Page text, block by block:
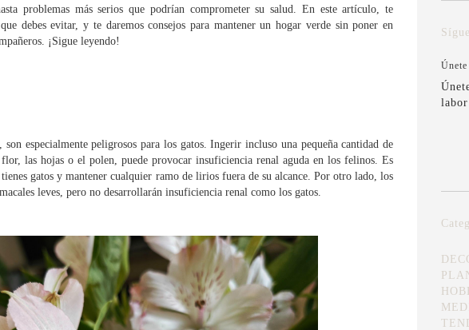
problemas más serios que podrían comprometer su salud. En este artículo, te
debes evitar, y te daremos consejos para mantener un hogar verde sin poner en
¡Sigue leyendo!
son especialmente peligrosos para los gatos. Ingerir incluso una pequeña cantidad de
las hojas o el polen, puede provocar insuficiencia renal aguda en los felinos. Es
gatos y mantener cualquier ramo de lirios fuera de su alcance. Por otro lado, los
leves, pero no desarrollarán insuficiencia renal como los gatos.